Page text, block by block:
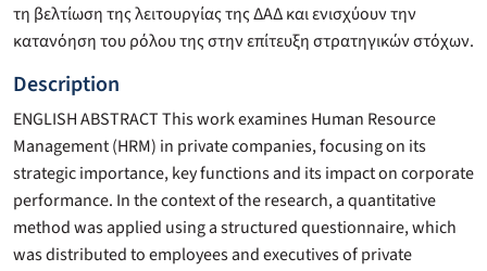
τη βελτίωση της λειτουργίας της ΔΑΔ και ενισχύουν την
κατανόηση του ρόλου της στην επίτευξη στρατηγικών στόχων.
Description
ENGLISH ABSTRACT This work examines Human Resource
Management (HRM) in private companies, focusing on its
strategic importance, key functions and its impact on corporate
performance. In the context of the research, a quantitative
method was applied using a structured questionnaire, which
was distributed to employees and executives of private